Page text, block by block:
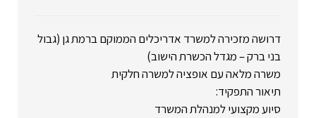
דרושה מזכירה למשרד אדריכלים הממוקם ברמת גן (גבול
בני ברק – מגדל הכשרת הישוב)
משרה מלאה עם אופציה למשרה חלקית
תיאור התפקיד:
סיוע מקצועי למנהלת המשרד